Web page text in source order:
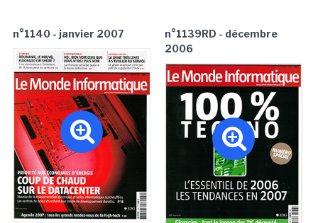
n°1140 - janvier 2007
n°1139RD - décembre
2006